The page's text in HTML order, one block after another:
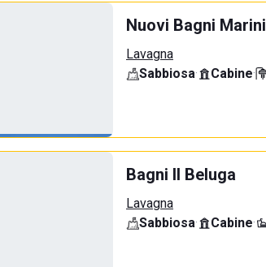
Nuovi Bagni Marini
Lavagna
Sabbiosa· Cabine·
Bagni Il Beluga
Lavagna
Sabbiosa· Cabine·